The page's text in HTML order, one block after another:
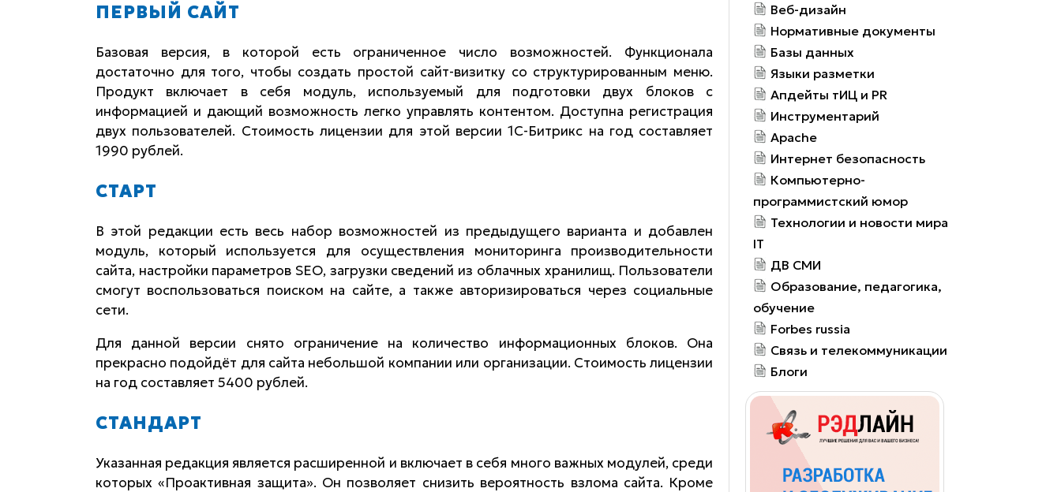
ПЕРВЫЙ САЙТ
Базовая версия, в которой есть ограниченное число возможностей. Функционала
достаточно для того, чтобы создать простой сайт-визитку со структурированным меню.
Продукт включает в себя модуль, используемый для подготовки двух блоков с
информацией и дающий возможность легко управлять контентом. Доступна регистрация
двух пользователей. Стоимость лицензии для этой версии 1С-Битрикс на год составляет
1990 рублей.
СТАРТ
В этой редакции есть весь набор возможностей из предыдущего варианта и добавлен
модуль, который используется для осуществления мониторинга производительности
сайта, настройки параметров SEO, загрузки сведений из облачных хранилищ. Пользователи
смогут воспользоваться поиском на сайте, а также авторизироваться через социальные
сети.
Для данной версии снято ограничение на количество информационных блоков. Она
прекрасно подойдёт для сайта небольшой компании или организации. Стоимость лицензии
на год составляет 5400 рублей.
СТАНДАРТ
Указанная редакция является расширенной и включает в себя много важных модулей, среди
которых «Проактивная защита». Он позволяет снизить вероятность взлома сайта. Кроме
Веб-дизайн
Нормативные документы
Базы данных
Языки разметки
Апдейты тИЦ и PR
Инструментарий
Apache
Интернет безопасность
Компьютерно-
программистский юмор
Технологии и новости мира
IT
ДВ СМИ
Образование, педагогика,
обучение
Forbes russia
Связь и телекоммуникации
Блоги